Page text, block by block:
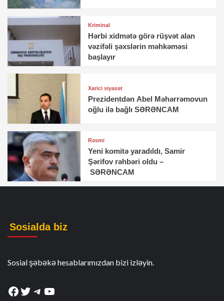
Kriminal
Hərbi xidmətə görə rüşvət alan
vəzifəli şəxslərin məhkəməsi
başlayır
Xarici siyasət
Prezidentdən Abel Məhərrəmovun
oğlu ilə bağlı SƏRƏNCAM
Rəsmi
Yeni komitə yaradıldı, Samir
Şərifov rəhbəri oldu –
SƏRƏNCAM
Sosialda biz
Sosial şəbəkə hesablarımızdan bizi izləyin.
Facebook
Twitter
Telegram
YouTube